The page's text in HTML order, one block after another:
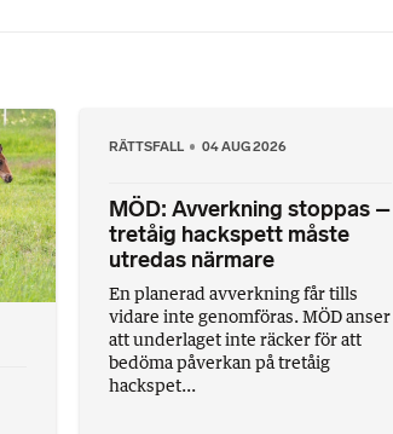
RÄTTSFALL 04 AUG 2026
MÖD: Avverkning stoppas –
tretåig hackspett måste
utredas närmare
En planerad avverkning får tills
vidare inte genomföras. MÖD anser
att underlaget inte räcker för att
bedöma påverkan på tretåig
hackspet...